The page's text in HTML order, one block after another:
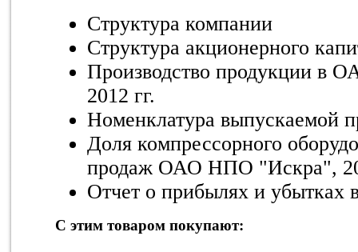
Структура компании
Структура акционерного
Производство продукции в
2012 гг.
Номенклатура выпускаемой
Доля компрессорного
продаж ОАО НПО "Искра",
Отчет о прибылях и убытках
С этим товаром покупают: